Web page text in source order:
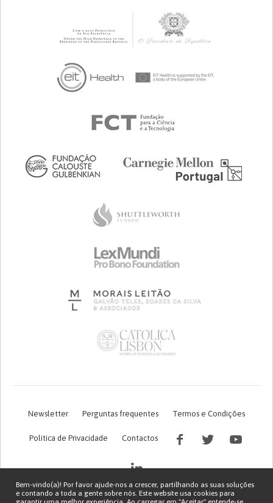
Newsletter Perguntas frequentes Termos e Condições
Política de Privacidade Contactos
Bem-vindo(a)! Por favor ajude-nos a crescer, partilhando as suas soluções
e contando a toda a gente sobre nós. Este website usa cookies para